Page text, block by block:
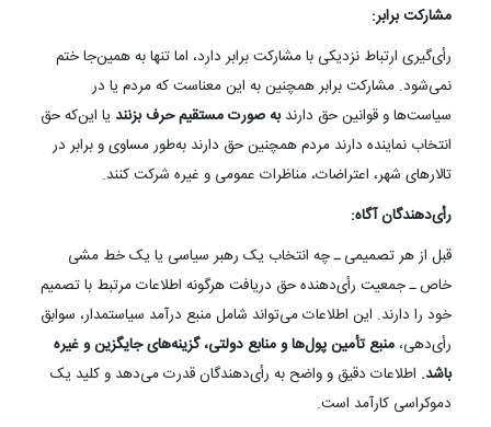
مشارکت برابر:
رأی‌گیری ارتباط نزدیکی با مشارکت برابر دارد، اما تنها به همین‌جا ختم
نمی‌شود. مشارکت برابر همچنین به این معناست که مردم یا در
سیاست‌ها و قوانین حق دارندبه صورت مستقیم حرف بزنند یا این‌که حق
انتخاب نماینده دارند مردم همچنین حق دارند به‌طور مساوی و برابر در
تالارهای شهر، اعتراضات، مناظرات عمومی و غیره شرکت کنند.
رأی‌دهندگان آگاه:
قبل از هر تصمیمی ـ چه انتخاب یک رهبر سیاسی یا یک خط مشی
خاص ـ جمعیت رأی‌دهنده حق دریافت هرگونه اطلاعات مرتبط با تصمیم
خود را دارند. این اطلاعات می‌تواند شامل منبع درآمد سیاستمدار، سوابق
رأی‌دهی، منبع تأمین پول‌ها و منابع دولتی، گزینه‌های جایگزین و غیره
باشد. اطلاعات دقیق و واضح به رأی‌دهندگان قدرت می‌دهد و کلید یک
دموکراسی کارآمد است.